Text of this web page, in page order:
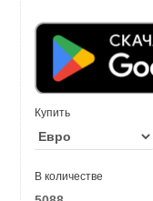
Купить
В количестве